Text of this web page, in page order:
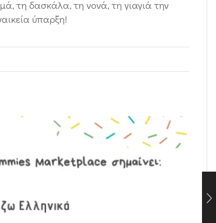
τη δασκάλα, τη νονά, τη γιαγιά την
ύπαρξη!